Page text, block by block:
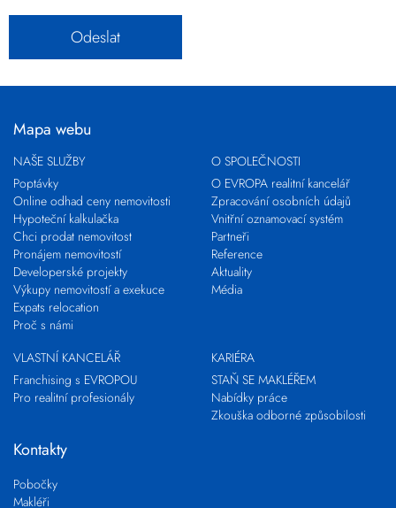
Mapa webu
NAŠE SLUŽBY
Poptávky
Online odhad ceny nemovitosti
Hypoteční kalkulačka
Chci prodat nemovitost
Pronájem nemovitostí
Developerské projekty
Výkupy nemovitostí a exekuce
Expats relocation
Proč s námi
O SPOLEČNOSTI
O EVROPA realitní kancelář
Zpracování osobních údajů
Vnitřní oznamovací systém
Partneři
Reference
Aktuality
Média
VLASTNÍ KANCELÁŘ
Franchising s EVROPOU
Pro realitní profesionály
KARIÉRA
STAŇ SE MAKLÉŘEM
Nabídky práce
Zkouška odborné způsobilosti
Kontakty
Pobočky
Makléři